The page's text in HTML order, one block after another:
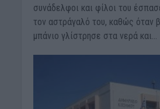
συνάδελφοι και φίλοι του
τον αστράγαλό του, καθώς όταν
μπάνιο γλίστρησε στα νερά και...